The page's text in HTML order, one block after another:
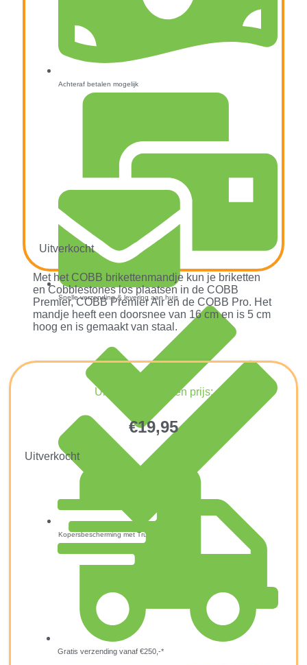
Achteraf betalen mogelijk
Snelle verzending & levering aan huis
Kopersbescherming met Trusted Shops
Uitverkocht
Met het COBB brikettenmandje kun je briketten
en Cobblestones los plaatsen in de COBB
Premier, COBB Premier Air en de COBB Pro. Het
mandje heeft een doorsnee van 16 cm en is 5 cm
hoog en is gemaakt van staal.
Ultiem Buitenleven prijs:
€19,95
Uitverkocht
Gratis verzending vanaf €250,-*